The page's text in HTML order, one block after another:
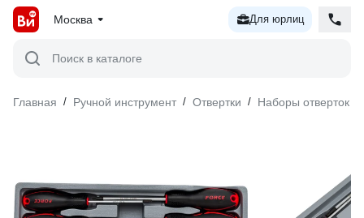
Москва Для юрлиц
Поиск в каталоге
Главная / Ручной инструмент / Отвертки / Наборы отверток